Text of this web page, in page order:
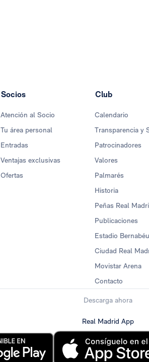
Socios
Atención al Socio
Tu área personal
Entradas
Ventajas exclusivas
Ofertas
Club
Calendario
Transparencia y
Patrocinadores
Valores
Palmarés
Historia
Peñas Real
Publicaciones
Estadio Bernabéu
Ciudad Real
Movistar Arena
Contacto
Descarga ahora
Real Madrid App